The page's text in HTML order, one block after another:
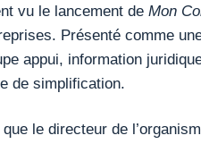
vu le lancement de Mon
Présenté comme
appui, information
de simplification.
le directeur de